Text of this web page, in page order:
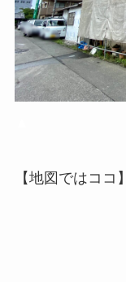
【地図ではココ】